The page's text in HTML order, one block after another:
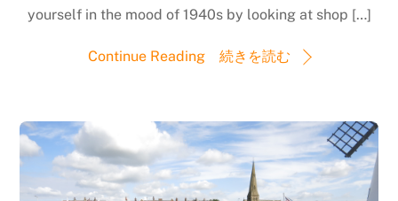
yourself in the mood of 1940s by looking at shop […]
Continue Reading 続きを読む